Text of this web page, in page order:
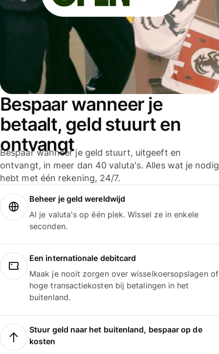
Bespaar wanneer je
betaalt, geld stuurt en
ontvangt
Bespaar wanneer je geld stuurt, uitgeeft en
ontvangt, in meer dan 40 valuta's. Alles wat je nodig
hebt met één rekening, 24/7.
Beheer je geld wereldwijd
Al je valuta's op één plek. Wissel ze in enkele
seconden.
Een internationale debitcard
Maak je nooit zorgen over wisselkoersopslagen of
hoge transactiekosten bij betalingen in het
buitenland.
Stuur geld naar het buitenland, bespaar op de
kosten